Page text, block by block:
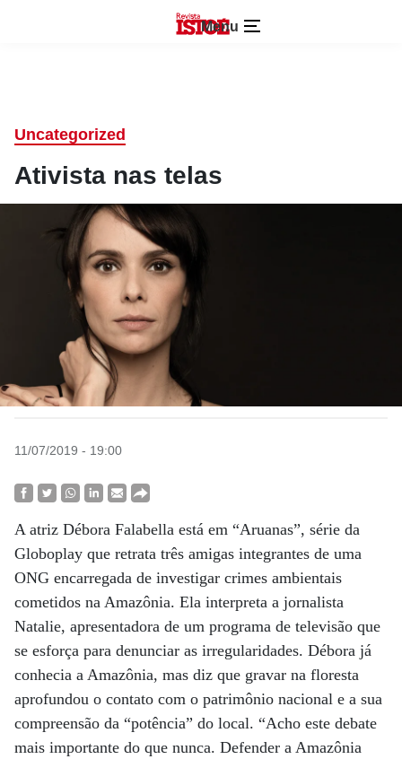
Menu
Uncategorized
Ativista nas telas
11/07/2019 - 19:00
A atriz Débora Falabella está em “Aruanas”, série da
Globoplay que retrata três amigas integrantes de uma
ONG encarregada de investigar crimes ambientais
cometidos na Amazônia. Ela interpreta a jornalista
Natalie, apresentadora de um programa de televisão que
se esforça para denunciar as irregularidades. Débora já
conhecia a Amazônia, mas diz que gravar na floresta
aprofundou o contato com o patrimônio nacional e a sua
compreensão da “potência” do local. “Acho este debate
mais importante do que nunca. Defender a Amazônia